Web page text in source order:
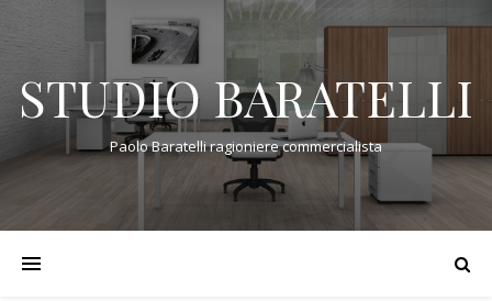
STUDIO BARATELLI
Paolo Baratelli ragioniere commercialista